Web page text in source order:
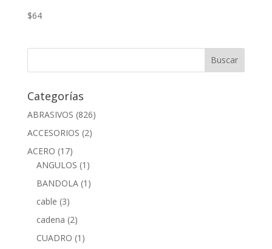
$64
Categorías
ABRASIVOS (826)
ACCESORIOS (2)
ACERO (17)
ANGULOS (1)
BANDOLA (1)
cable (3)
cadena (2)
CUADRO (1)